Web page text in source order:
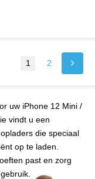
1 2
uw iPhone 12 Mini /
vindt u een
die speciaal
op te laden.
past en zorg